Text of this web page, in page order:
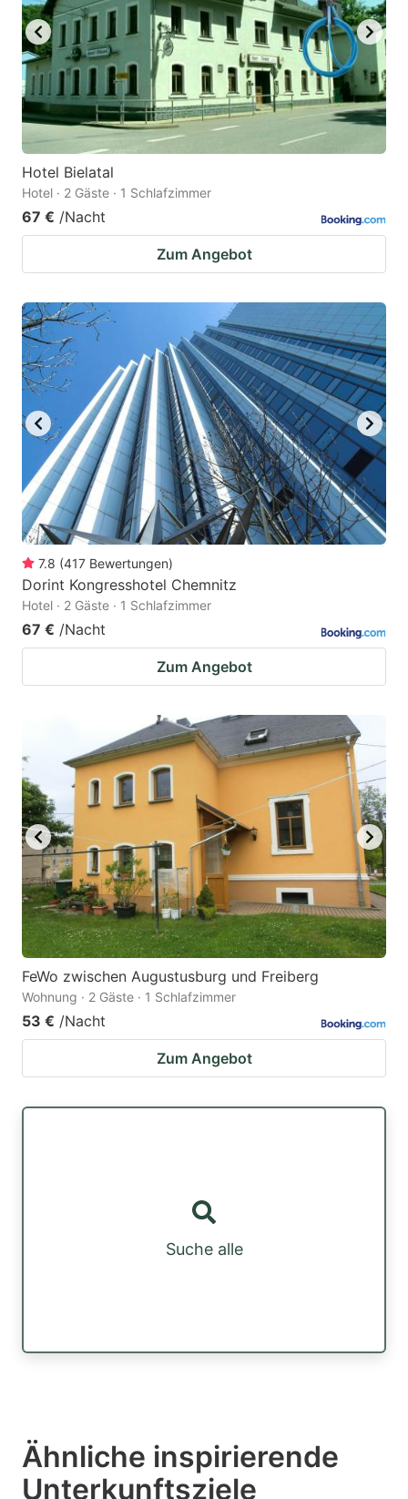
Hotel Bielatal
Hotel · 2 Gäste · 1 Schlafzimmer
67 € /Nacht
Zum Angebot
7.8 (417 Bewertungen)
Dorint Kongresshotel Chemnitz
Hotel · 2 Gäste · 1 Schlafzimmer
67 € /Nacht
Zum Angebot
FeWo zwischen Augustusburg und Freiberg
Wohnung · 2 Gäste · 1 Schlafzimmer
53 € /Nacht
Zum Angebot
Suche alle
Ähnliche inspirierende
Unterkunftsziele